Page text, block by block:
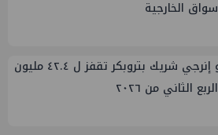
الخارجية
أرباح فالكو إنرجي شريك بتروبكر تقفز ل ٤٢.٤ مليون
الثاني من ٢٠٢٦